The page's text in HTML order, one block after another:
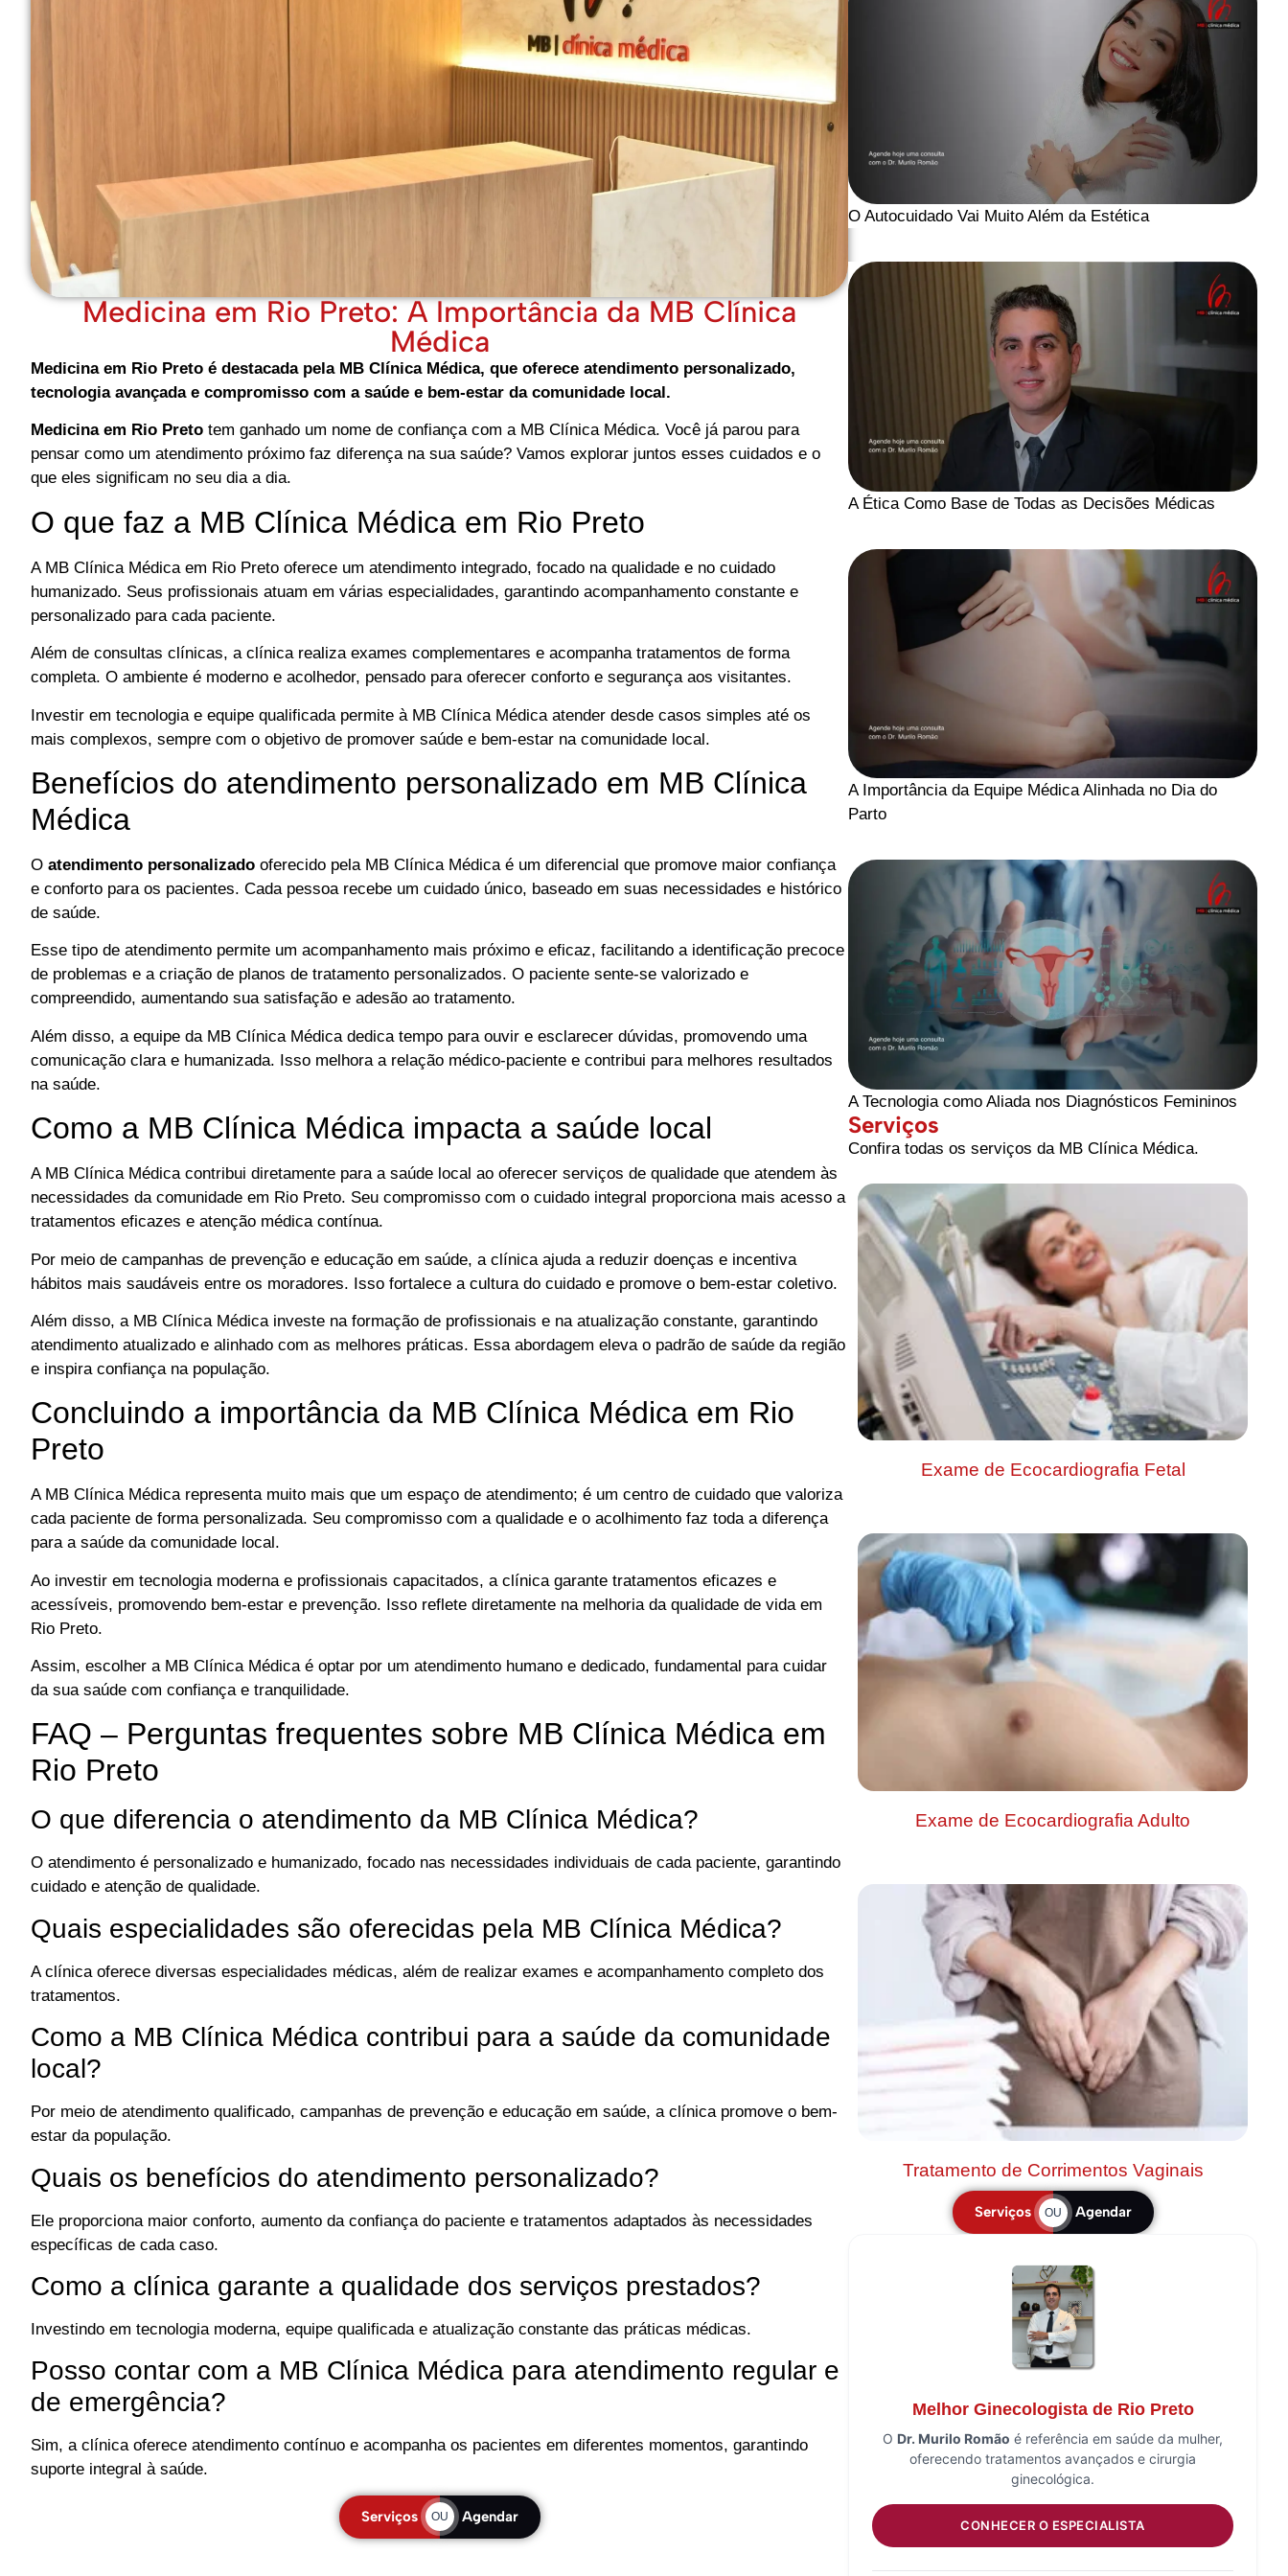
Medicina em Rio Preto: A Importância da MB Clínica
Médica
Medicina em Rio Preto é destacada pela MB Clínica Médica, que oferece atendimento personalizado,
tecnologia avançada e compromisso com a saúde e bem-estar da comunidade local.
Medicina em Rio Preto tem ganhado um nome de confiança com a MB Clínica Médica. Você já parou para
pensar como um atendimento próximo faz diferença na sua saúde? Vamos explorar juntos esses cuidados e o
que eles significam no seu dia a dia.
O que faz a MB Clínica Médica em Rio Preto
A MB Clínica Médica em Rio Preto oferece um atendimento integrado, focado na qualidade e no cuidado
humanizado. Seus profissionais atuam em várias especialidades, garantindo acompanhamento constante e
personalizado para cada paciente.
Além de consultas clínicas, a clínica realiza exames complementares e acompanha tratamentos de forma
completa. O ambiente é moderno e acolhedor, pensado para oferecer conforto e segurança aos visitantes.
Investir em tecnologia e equipe qualificada permite à MB Clínica Médica atender desde casos simples até os
mais complexos, sempre com o objetivo de promover saúde e bem-estar na comunidade local.
Benefícios do atendimento personalizado em MB Clínica
Médica
O atendimento personalizado oferecido pela MB Clínica Médica é um diferencial que promove maior confiança
e conforto para os pacientes. Cada pessoa recebe um cuidado único, baseado em suas necessidades e histórico
de saúde.
Esse tipo de atendimento permite um acompanhamento mais próximo e eficaz, facilitando a identificação precoce
de problemas e a criação de planos de tratamento personalizados. O paciente sente-se valorizado e
compreendido, aumentando sua satisfação e adesão ao tratamento.
Além disso, a equipe da MB Clínica Médica dedica tempo para ouvir e esclarecer dúvidas, promovendo uma
comunicação clara e humanizada. Isso melhora a relação médico-paciente e contribui para melhores resultados
na saúde.
Como a MB Clínica Médica impacta a saúde local
A MB Clínica Médica contribui diretamente para a saúde local ao oferecer serviços de qualidade que atendem às
necessidades da comunidade em Rio Preto. Seu compromisso com o cuidado integral proporciona mais acesso a
tratamentos eficazes e atenção médica contínua.
Por meio de campanhas de prevenção e educação em saúde, a clínica ajuda a reduzir doenças e incentiva
hábitos mais saudáveis entre os moradores. Isso fortalece a cultura do cuidado e promove o bem-estar coletivo.
Além disso, a MB Clínica Médica investe na formação de profissionais e na atualização constante, garantindo
atendimento atualizado e alinhado com as melhores práticas. Essa abordagem eleva o padrão de saúde da região
e inspira confiança na população.
Concluindo a importância da MB Clínica Médica em Rio
Preto
A MB Clínica Médica representa muito mais que um espaço de atendimento; é um centro de cuidado que valoriza
cada paciente de forma personalizada. Seu compromisso com a qualidade e o acolhimento faz toda a diferença
para a saúde da comunidade local.
Ao investir em tecnologia moderna e profissionais capacitados, a clínica garante tratamentos eficazes e
acessíveis, promovendo bem-estar e prevenção. Isso reflete diretamente na melhoria da qualidade de vida em
Rio Preto.
Assim, escolher a MB Clínica Médica é optar por um atendimento humano e dedicado, fundamental para cuidar
da sua saúde com confiança e tranquilidade.
FAQ – Perguntas frequentes sobre MB Clínica Médica em
Rio Preto
O que diferencia o atendimento da MB Clínica Médica?
O atendimento é personalizado e humanizado, focado nas necessidades individuais de cada paciente, garantindo
cuidado e atenção de qualidade.
Quais especialidades são oferecidas pela MB Clínica Médica?
A clínica oferece diversas especialidades médicas, além de realizar exames e acompanhamento completo dos
tratamentos.
Como a MB Clínica Médica contribui para a saúde da comunidade
local?
Por meio de atendimento qualificado, campanhas de prevenção e educação em saúde, a clínica promove o bem-
estar da população.
Quais os benefícios do atendimento personalizado?
Ele proporciona maior conforto, aumento da confiança do paciente e tratamentos adaptados às necessidades
específicas de cada caso.
Como a clínica garante a qualidade dos serviços prestados?
Investindo em tecnologia moderna, equipe qualificada e atualização constante das práticas médicas.
Posso contar com a MB Clínica Médica para atendimento regular e
de emergência?
Sim, a clínica oferece atendimento contínuo e acompanha os pacientes em diferentes momentos, garantindo
suporte integral à saúde.
Serviços OU Agendar
O Autocuidado Vai Muito Além da Estética
A Ética Como Base de Todas as Decisões Médicas
A Importância da Equipe Médica Alinhada no Dia do
Parto
A Tecnologia como Aliada nos Diagnósticos Femininos
Serviços
Confira todas os serviços da MB Clínica Médica.
Exame de Ecocardiografia Fetal
Exame de Ecocardiografia Adulto
Tratamento de Corrimentos Vaginais
Serviços OU Agendar
Melhor Ginecologista de Rio Preto
O Dr. Murilo Romão é referência em saúde da mulher,
oferecendo tratamentos avançados e cirurgia
ginecológica.
CONHECER O ESPECIALISTA